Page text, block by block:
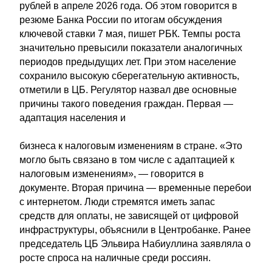
рублей в апреле 2026 года. Об этом говорится в
резюме Банка России по итогам обсуждения
ключевой ставки 7 мая, пишет РБК. Темпы роста
значительно превысили показатели аналогичных
периодов предыдущих лет. При этом население
сохранило высокую сберегательную активность,
отметили в ЦБ. Регулятор назвал две основные
причины такого поведения граждан. Первая —
адаптация населения и
бизнеса к налоговым изменениям в стране. «Это
могло быть связано в том числе с адаптацией к
налоговым изменениям», — говорится в
документе. Вторая причина — временные перебои
с интернетом. Люди стремятся иметь запас
средств для оплаты, не зависящей от цифровой
инфраструктуры, объяснили в Центробанке. Ранее
председатель ЦБ Эльвира Набиуллина заявляла о
росте спроса на наличные среди россиян.